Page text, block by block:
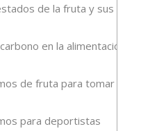
de la fruta y sus
en la alimentación
de fruta para tomar en
para deportistas